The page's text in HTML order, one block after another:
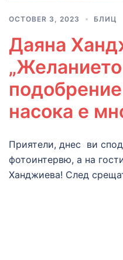
OCTOBER 3, 2023 БЛИЦ
Даяна
насока е
Приятели, днес ви
фотоинтервю, а на
Ханджиева! След